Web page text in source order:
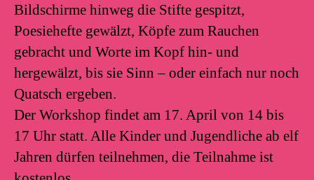
Bildschirme hinweg die Stifte gespitzt,
Poesiehefte gewälzt, Köpfe zum Rauchen
gebracht und Worte im Kopf hin- und
hergewälzt, bis sie Sinn – oder einfach nur noch
Quatsch ergeben.
Der Workshop findet am 17. April von 14 bis
17 Uhr statt. Alle Kinder und Jugendliche ab elf
Jahren dürfen teilnehmen, die Teilnahme ist